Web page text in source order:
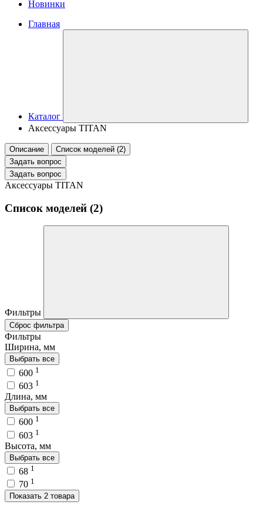
Новинки
Главная
Каталог
Аксессуары TITAN
Описание
Список моделей (2)
Задать вопрос
Задать вопрос
Аксессуары TITAN
Список моделей (2)
Фильтры
Сброс фильтра
Фильтры
Ширина, мм
Выбрать все
600 1
603 1
Длина, мм
Выбрать все
600 1
603 1
Высота, мм
Выбрать все
68 1
70 1
Показать 2 товара